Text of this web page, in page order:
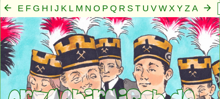
E F G H I J K L M N O P Q R S T U V W X Y Z A
B C D
Mensch·Seele·Geist ·Familie ·Gemeinschaft·